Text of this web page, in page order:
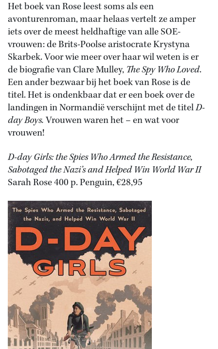
Het boek van Rose leest soms als een
avonturenroman, maar helaas vertelt ze amper
iets over de meest heldhaftige van alle SOE-
vrouwen: de Brits-Poolse aristocrate Krystyna
Skarbek. Voor wie meer over haar wil weten is er
de biografie van Clare Mulley, The Spy Who Loved.
Een ander bezwaar bij het boek van Rose is de
titel. Het is ondenkbaar dat er een boek over de
landingen in Normandië verschijnt met de titelD-
day Boys.Vrouwen waren het – en wat voor
vrouwen!
D-day Girls: the Spies Who Armed the Resistance,
Sabotaged the Nazi’s and Helped Win World War II
Sarah Rose 400 p. Penguin, €28,95